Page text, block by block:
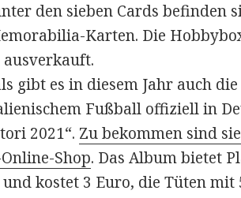
den sieben Cards befinden
Karten. Die
ausverkauft.
gibt es in diesem Jahr auch
Fußball offiziell in
2021“. Zu bekommen sind
Shop. Das Album bietet
kostet 3 Euro, die Tüten